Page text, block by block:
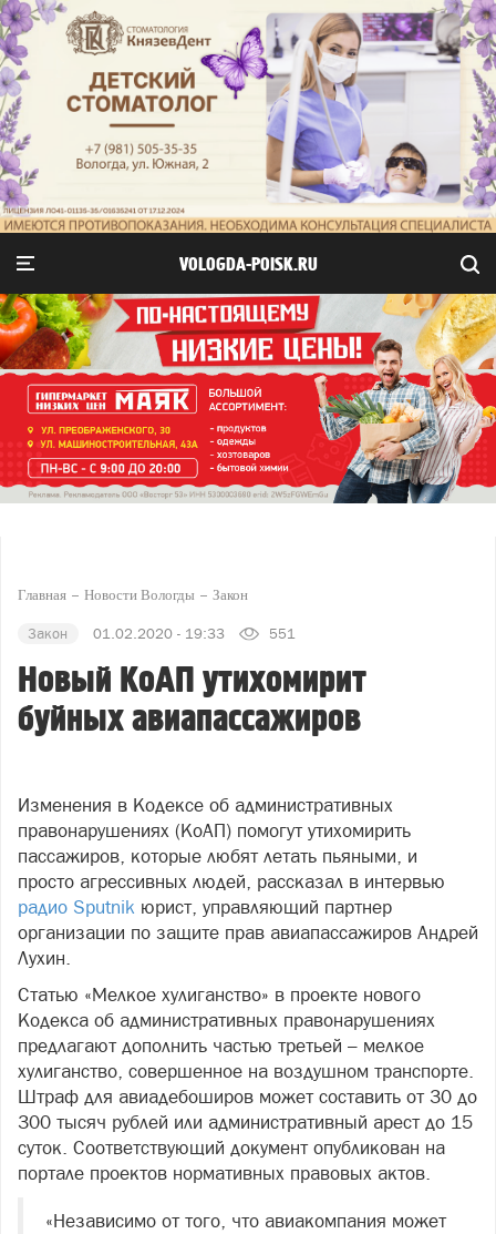
VOLOGDA-POISK.RU
Главная Новости Вологды Закон
Закон 01.02.2020 - 19:33 551
Новый КоАП утихомирит
буйных авиапассажиров
Изменения в Кодексе об административных
правонарушениях (КоАП) помогут утихомирить
пассажиров, которые любят летать пьяными, и
просто агрессивных людей, рассказал в интервью
радио Sputnik юрист, управляющий партнер
организации по защите прав авиапассажиров Андрей
Лухин.
Статью «Мелкое хулиганство» в проекте нового
Кодекса об административных правонарушениях
предлагают дополнить частью третьей – мелкое
хулиганство, совершенное на воздушном транспорте.
Штраф для авиадебоширов может составить от 30 до
300 тысяч рублей или административный арест до 15
суток. Соответствующий документ опубликован на
портале проектов нормативных правовых актов.
«Независимо от того, что авиакомпания может